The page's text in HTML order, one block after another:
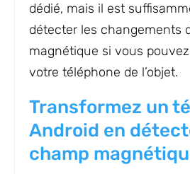
dédié, mais il est
détecter les changements
magnétique si vous
votre téléphone de l’objet.
Transformez un
Android en
champ